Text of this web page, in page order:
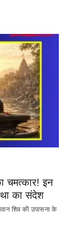
चमत्कार! इन
का संदेश
शिव की उपासना के